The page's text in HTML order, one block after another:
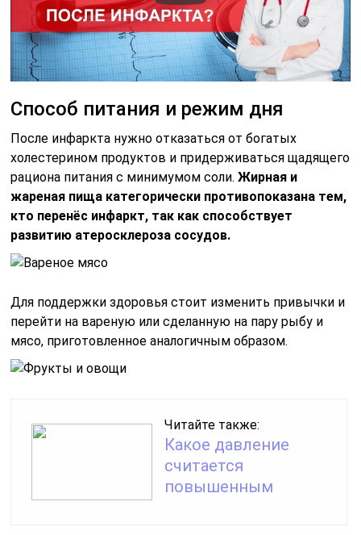
Способ питания и режим дня
После инфаркта нужно отказаться от богатых
холестерином продуктов и придерживаться щадящего
рациона питания с минимумом соли.Жирная и
жареная пища категорически противопоказана тем,
кто перенёс инфаркт, так как способствует
развитию атеросклероза сосудов.
Для поддержки здоровья стоит изменить привычки и
перейти на вареную или сделанную на пару рыбу и
мясо, приготовленное аналогичным образом.
Читайте также:
Какое давление
считается
повышенным